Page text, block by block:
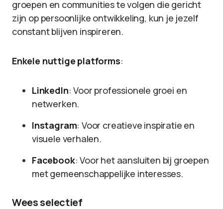
groepen en communities te volgen die gericht
zijn op persoonlijke ontwikkeling, kun je jezelf
constant blijven inspireren.
Enkele nuttige platforms:
LinkedIn: Voor professionele groei en
netwerken.
Instagram: Voor creatieve inspiratie en
visuele verhalen.
Facebook: Voor het aansluiten bij groepen
met gemeenschappelijke interesses.
Wees selectief